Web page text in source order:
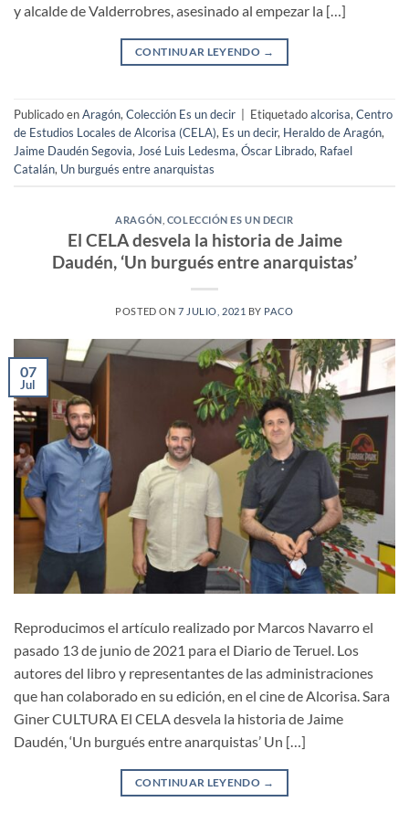
y alcalde de Valderrobres, asesinado al empezar la […]
CONTINUAR LEYENDO →
Publicado enAragón, Colección Es un decir Etiquetadoalcorisa, Centro
de Estudios Locales de Alcorisa (CELA), Es un decir, Heraldo de Aragón,
Jaime Daudén Segovia, José Luis Ledesma, Óscar Librado, Rafael
Catalán, Un burgués entre anarquistas
ARAGÓN COLECCIÓN ES UN DECIR
El CELA desvela la historia de Jaime
Daudén, ‘Un burgués entre anarquistas’
POSTED ON 7 JULIO, 2021 BY PACO
07
Jul
Reproducimos el artículo realizado por Marcos Navarro el
pasado 13 de junio de 2021 para el Diario de Teruel. Los
autores del libro y representantes de las administraciones
que han colaborado en su edición, en el cine de Alcorisa. Sara
Giner CULTURA El CELA desvela la historia de Jaime
Daudén, ‘Un burgués entre anarquistas’ Un […]
CONTINUAR LEYENDO →